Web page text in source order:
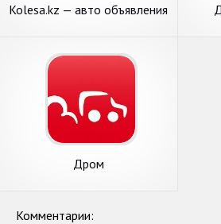
Kolesa.kz — авто объявления
Дром
Комментарии: